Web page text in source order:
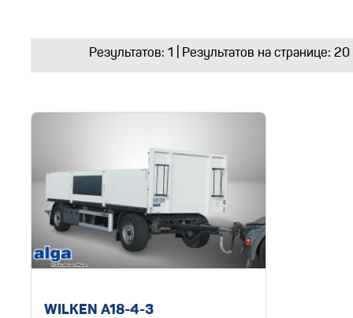
Результатов:1 | Результатов на странице: 20
WILKEN A18-4-3